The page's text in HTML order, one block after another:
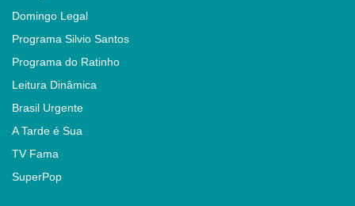
Domingo Legal
Programa Silvio Santos
Programa do Ratinho
Leitura Dinâmica
Brasil Urgente
A Tarde é Sua
TV Fama
SuperPop